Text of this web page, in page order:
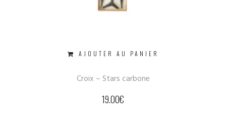
AJOUTER AU PANIER
Croix – Stars carbone
19.00€